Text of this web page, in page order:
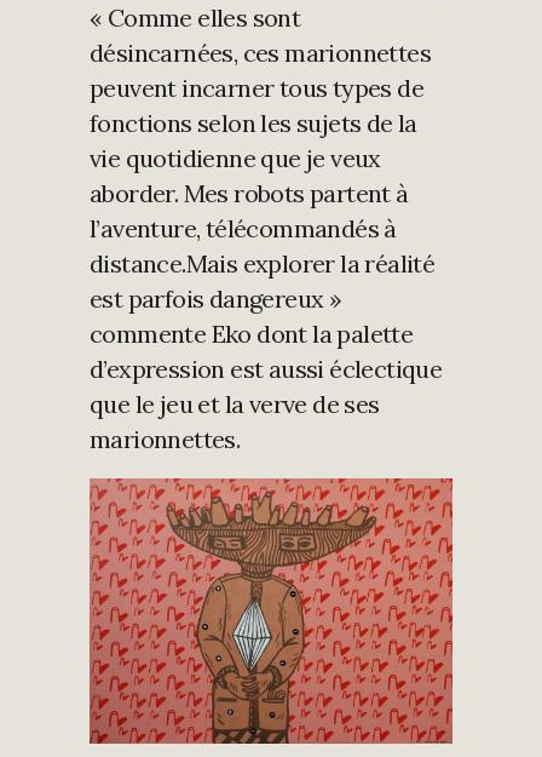
« Comme elles sont
désincarnées, ces marionnettes
peuvent incarner tous types de
fonctions selon les sujets de la
vie quotidienne que je veux
aborder. Mes robots partent à
l’aventure, télécommandés à
distance.Mais explorer la réalité
est parfois dangereux »
commente Eko dont la palette
d’expression est aussi éclectique
que le jeu et la verve de ses
marionnettes.